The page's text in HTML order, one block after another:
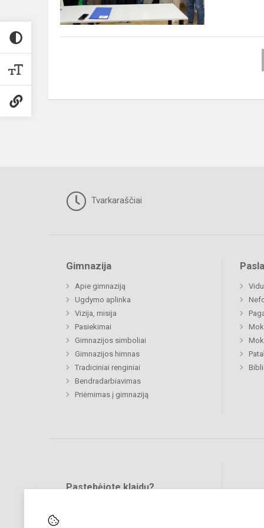
Tvarkaraščiai
Gimnazija
Apie gimnaziją
Ugdymo aplinka
Vizija, misija
Pasiekimai
Gimnazijos simboliai
Gimnazijos himnas
Tradiciniai renginiai
Bendradarbiavimas
Priėmimas į gimnaziją
Pastebėjote klaidų?